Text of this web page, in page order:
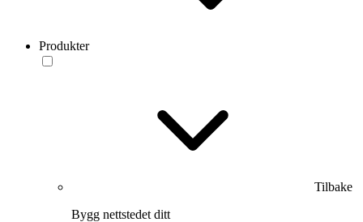
Produkter
Tilbake
Bygg nettstedet ditt